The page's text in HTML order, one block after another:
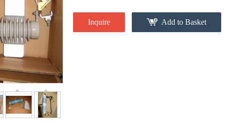
Inquire Add to Basket